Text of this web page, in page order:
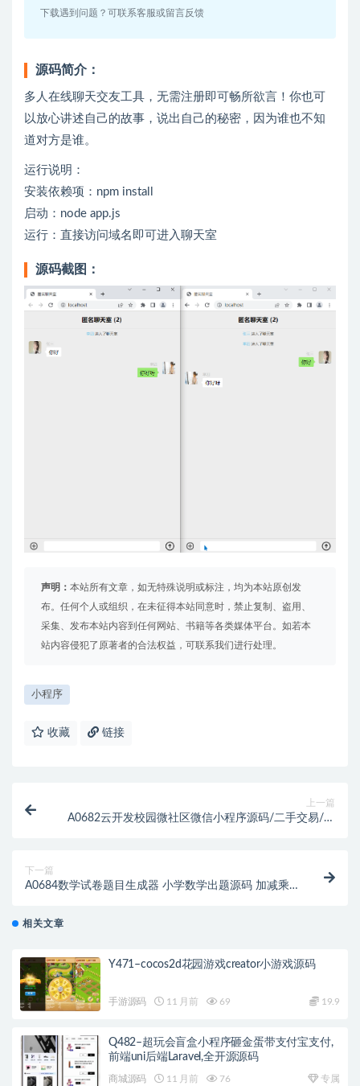
下载遇到问题？可联系客服或留言反馈
源码简介：
多人在线聊天交友工具，无需注册即可畅所欲言！你也可
以放心讲述自己的故事，说出自己的秘密，因为谁也不知
道对方是谁。
运行说明：
安装依赖项：npm install
启动：node app.js
运行：直接访问域名即可进入聊天室
源码截图：
声明： 本站所有文章，如无特殊说明或标注，均为本站原创发
布。任何个人或组织，在未征得本站同意时，禁止复制、盗用、
采集、发布本站内容到任何网站、书籍等各类媒体平台。如若本
站内容侵犯了原著者的合法权益，可联系我们进行处理。
小程序
收藏 链接
上一篇
A0682云开发校园微社区微信小程序源码/二手交易/兼
下一篇
A0684数学试卷题目生成器 小学数学出题源码 加减乘
相关文章
Y471–cocos2d花园游戏creator小游戏源码
手游源码 11 月前 69 19.9
Q482–超玩会盲盒小程序砸金蛋带支付宝支付,
前端uni后端Laravel,全开源源码
商城源码 11 月前 76 专属